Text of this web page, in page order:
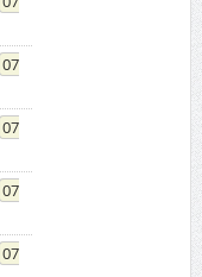
07
07
07
07
07